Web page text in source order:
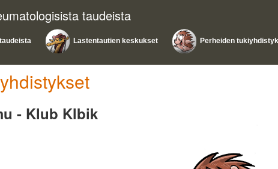
taudeista
Lastentautien keskukset Perheiden
- Klub Klbik